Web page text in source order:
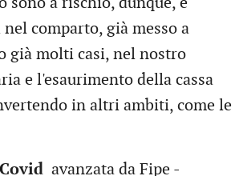
comparto, già messo a
già molti casi, nel nostro
e l'esaurimento della cassa
in altri ambiti, come le
avanzata da Fipe -